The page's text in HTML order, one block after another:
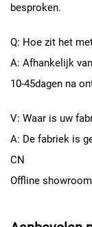
besproken.
Q: Hoe zit het
A: Afhankelijk
10-45dagen na
V: Waar is uw
A: De fabriek is
CN
Offline